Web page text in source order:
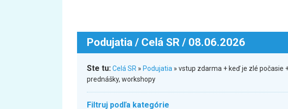
Podujatia / Celá SR / 08.06.2026
Ste tu:Celá SR » Podujatia » vstup zdarma + keď je zlé počasie
prednášky, workshopy
Filtruj podľa kategórie